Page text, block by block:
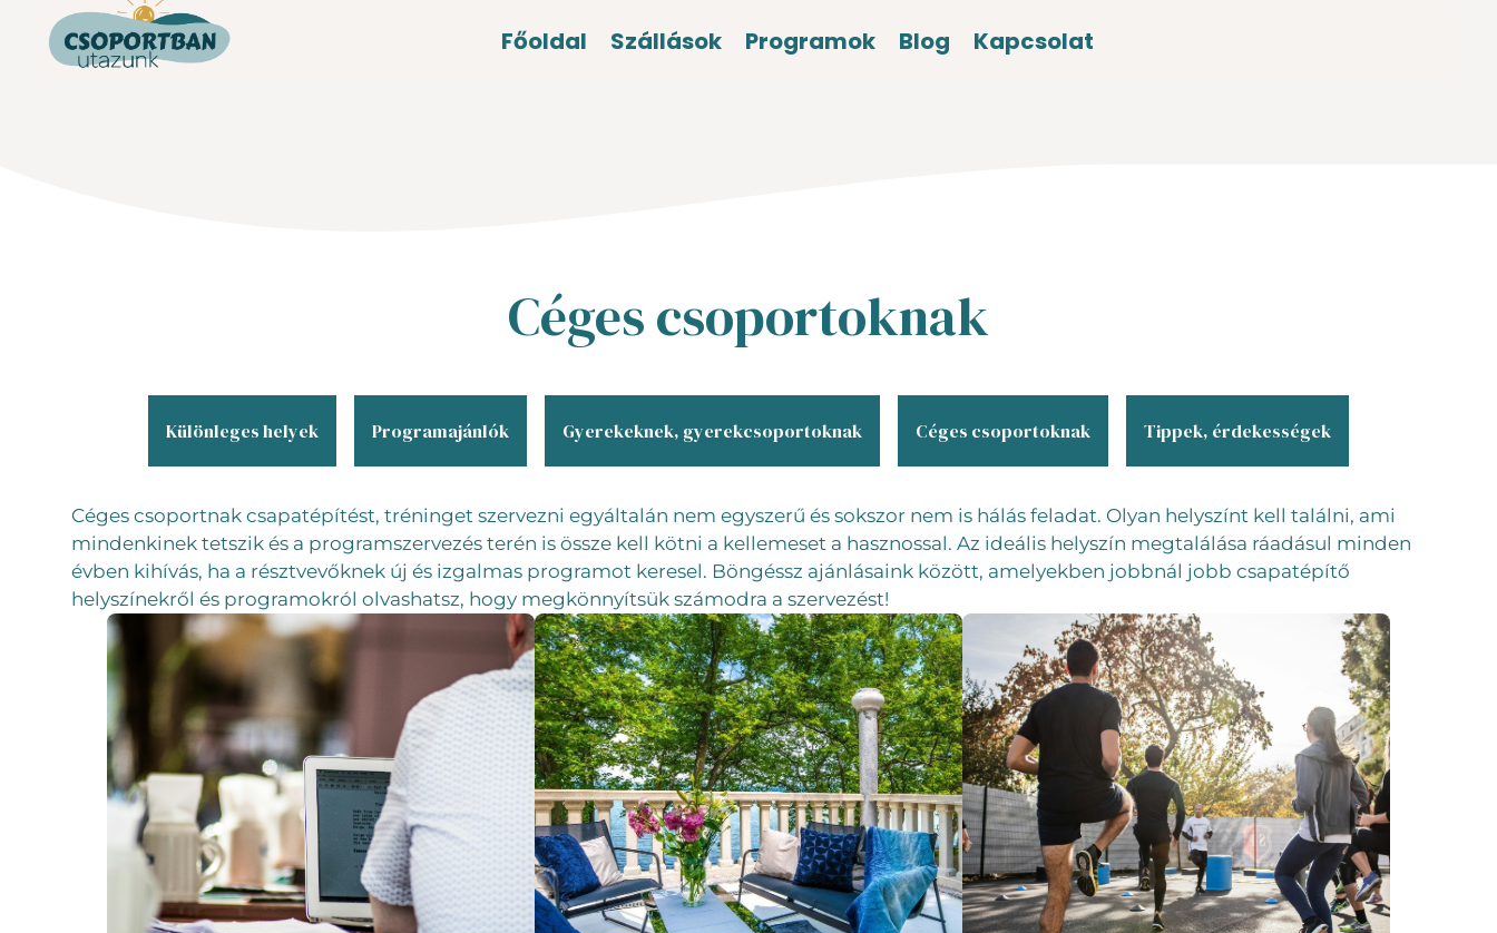
Főoldal Szállások Programok Blog Kapcsolat
Céges csoportoknak
Különleges helyek Programajánlók Gyerekeknek, gyerekcsoportoknak Céges csoportoknak Tippek, érdekességek
Céges csoportnak csapatépítést, tréninget szervezni egyáltalán nem egyszerű és sokszor nem is hálás feladat. Olyan helyszínt kell találni, ami
mindenkinek tetszik és a programszervezés terén is össze kell kötni a kellemeset a hasznossal. Az ideális helyszín megtalálása ráadásul minden
évben kihívás, ha a résztvevőknek új és izgalmas programot keresel. Böngéssz ajánlásaink között, amelyekben jobbnál jobb csapatépítő
helyszínekről és programokról olvashatsz, hogy megkönnyítsük számodra a szervezést!